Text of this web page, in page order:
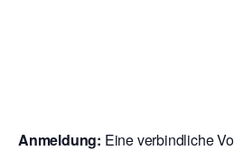
Anmeldung: Eine verbindliche